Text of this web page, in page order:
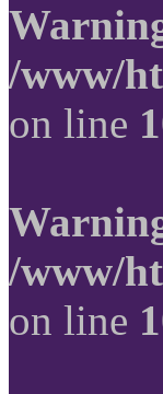
/www/
on line
/www/
on line